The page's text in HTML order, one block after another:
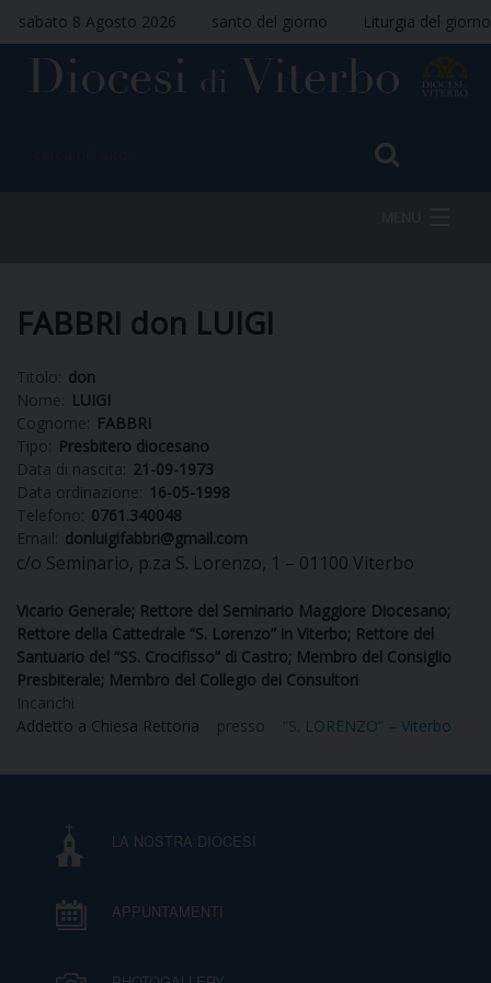
sabato 8 Agosto 2026 santo del giorno Liturgia del giorno
VESCOVO
DIOCESI
CLERO
PARROCCHIE
CONTATTI
FABBRI don LUIGI
Titolo: don
Nome:
LUIGI
Cognome:
FABBRI
Tipo:
Presbitero diocesano
Data di nascita: 21-09-1973
Data ordinazione:
16-05-1998
Telefono: 0761.340048
Email: donluigifabbri@gmail.com
c/o Seminario, p.za S. Lorenzo, 1 – 01100 Viterbo
Vicario Generale; Rettore del Seminario Maggiore Diocesano;
Rettore della Cattedrale “S. Lorenzo” in Viterbo; Rettore del
Santuario del “SS. Crocifisso” di Castro; Membro del Consiglio
Presbiterale; Membro del Collegio dei Consultori
Incarichi
Addetto a Chiesa Rettoria
presso “S. LORENZO” – Viterbo
LA NOSTRA DIOCESI
APPUNTAMENTI